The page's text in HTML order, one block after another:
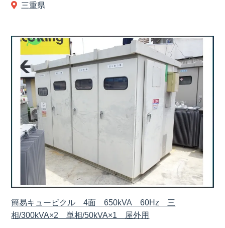
三重県
簡易キュービクル 4面 650kVA 60Hz 三
相/300kVA×2 単相/50kVA×1 屋外用